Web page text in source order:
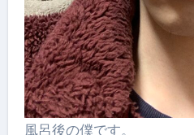
風呂後の僕です。